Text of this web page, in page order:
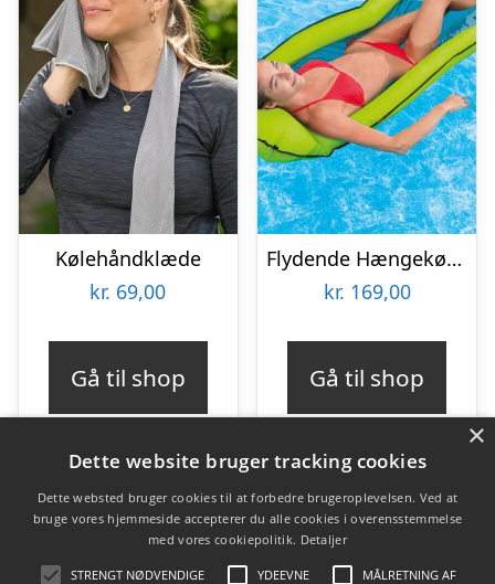
Kølehåndklæde
kr. 69,00
Gå til shop
Flydende Hængekøje – Intex
kr. 169,00
Gå til shop
Varekategorier
Produkter
×
Dette website bruger tracking cookies
Dette websted bruger cookies til at forbedre brugeroplevelsen. Ved at
bruge vores hjemmeside accepterer du alle cookies i overensstemmelse
med vores cookiepolitik. Detaljer
STRENGT NØDVENDIGE YDEEVNE MÅLRETNING AF